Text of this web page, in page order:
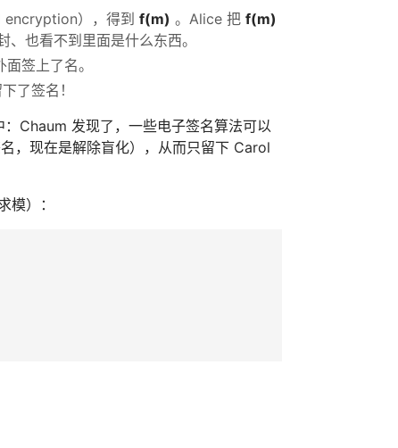
encryption），得到 f(m) 。Alice 把 f(m)
也看不到里面是什么东西。
签上了名。
了签名！
Chaum 发现了，一些电子签名算法可以
，现在是解除盲化），从而只留下 Carol
）：